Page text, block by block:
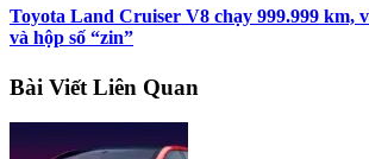
Toyota Land Cruiser V8 chạy 999.999 km,
và hộp số “zin”
Bài Viết Liên Quan